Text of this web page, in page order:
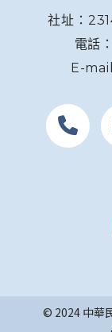
社址：
電話
E-
© 2024 中華